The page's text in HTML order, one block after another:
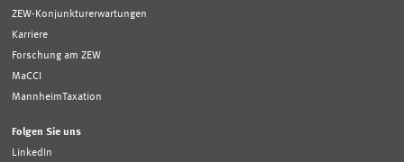
ZEW-Konjunkturerwartungen
Karriere
Forschung am ZEW
MaCCI
MannheimTaxation
Folgen Sie uns
LinkedIn